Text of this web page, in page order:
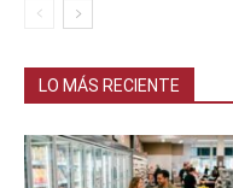
LO MÁS RECIENTE